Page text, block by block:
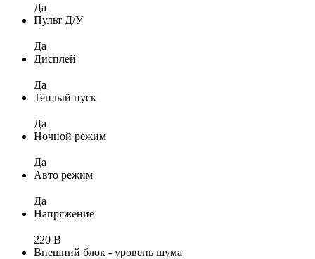
Да
Пульт Д/У
Да
Дисплей
Да
Теплый пуск
Да
Ночной режим
Да
Авто режим
Да
Напряжение
220 В
Внешний блок - уровень шума